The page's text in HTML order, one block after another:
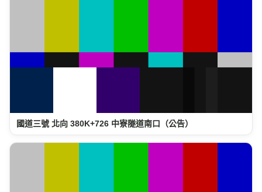
國道三號 北向 380K+726 中寮隧道南口（公告）